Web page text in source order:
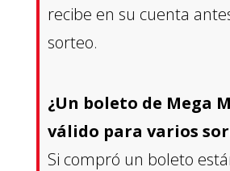
recibe en su cuenta
sorteo.
¿Un boleto de Mega
válido para varios
Si compró un boleto